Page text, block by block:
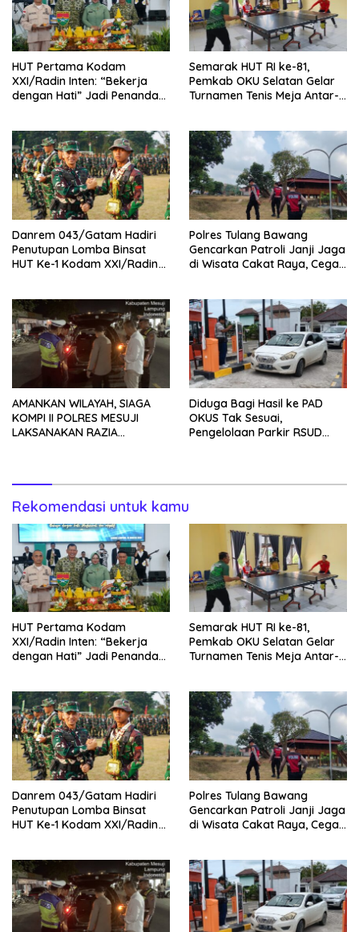
HUT Pertama Kodam
XXI/Radin Inten: “Bekerja
dengan Hati” Jadi Penanda
Semarak HUT RI ke-81,
Pemkab OKU Selatan Gelar
Turnamen Tenis Meja Antar-
Danrem 043/Gatam Hadiri
Penutupan Lomba Binsat
HUT Ke-1 Kodam XXI/Radin
Polres Tulang Bawang
Gencarkan Patroli Janji Jaga
di Wisata Cakat Raya, Cegah
AMANKAN WILAYAH, SIAGA
KOMPI II POLRES MESUJI
LAKSANAKAN RAZIA
Diduga Bagi Hasil ke PAD
OKUS Tak Sesuai,
Pengelolaan Parkir RSUD
Rekomendasi untuk kamu
HUT Pertama Kodam
XXI/Radin Inten: “Bekerja
dengan Hati” Jadi Penanda
Semarak HUT RI ke-81,
Pemkab OKU Selatan Gelar
Turnamen Tenis Meja Antar-
Danrem 043/Gatam Hadiri
Penutupan Lomba Binsat
HUT Ke-1 Kodam XXI/Radin
Polres Tulang Bawang
Gencarkan Patroli Janji Jaga
di Wisata Cakat Raya, Cegah